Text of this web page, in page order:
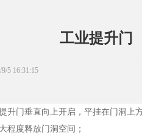
工业提升门
5 16:31:15
升门垂直向上开启，平挂在门洞上
程度释放门洞空间；